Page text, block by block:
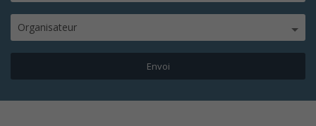
Organisateur